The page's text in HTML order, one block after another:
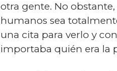
otra gente. No
humanos sea
una cita para verlo y
importaba quién era la